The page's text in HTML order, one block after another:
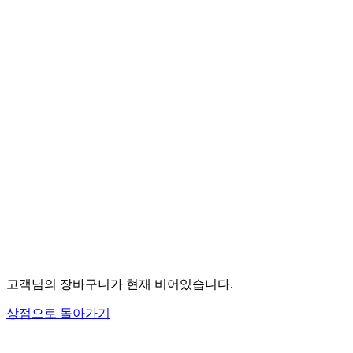
고객님의 장바구니가 현재 비어있습니다.
상점으로 돌아가기